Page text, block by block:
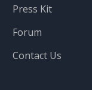
Press Kit
Forum
Contact Us